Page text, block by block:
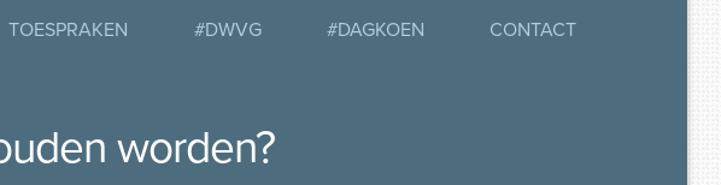
TOESPRAKEN #DWVG #DAGKOEN CONTACT
worden?